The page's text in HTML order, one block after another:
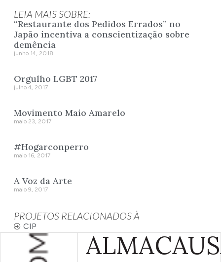
LEIA MAIS SOBRE:
“Restaurante dos Pedidos Errados” no
Japão incentiva a conscientização sobre
demência
junho 14, 2018
Orgulho LGBT 2017
julho 4, 2017
Movimento Maio Amarelo
maio 23, 2017
#Hogarconperro
maio 16, 2017
A Voz da Arte
maio 9, 2017
PROJETOS RELACIONADOS À
CIP
ALMA